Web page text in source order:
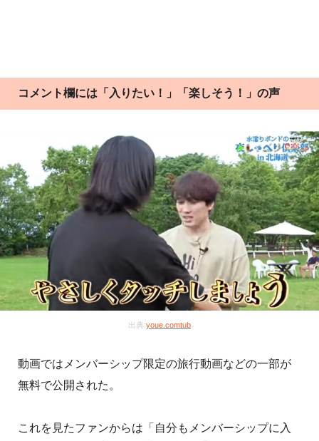
コメント欄には「入りたい！」「楽しそう！」の声
出典:youe.comtub
動画ではメンバーシップ限定の旅行動画などの一部が
無料で公開された。
これを見たファンからは「自分もメンバーシップに入